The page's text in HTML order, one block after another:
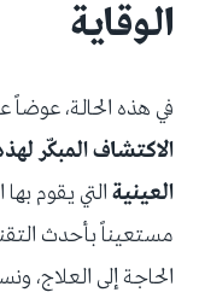
الوقاية
في هذه الحالة، عوضاً
الاكتشاف المبكّر
العينية التي يقوم
مستعيناً بأحدث
الحاجة إلى العلاج،